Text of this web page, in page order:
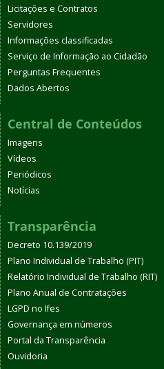
Licitações e Contratos
Servidores
Informações classificadas
Serviço de Informação ao Cidadão
Perguntas Frequentes
Dados Abertos
Central de Conteúdos
Imagens
Vídeos
Periódicos
Notícias
Transparência
Decreto 10.139/2019
Plano Individual de Trabalho (PIT)
Relatório Individual de Trabalho (RIT)
Plano Anual de Contratações
LGPD no Ifes
Governança em números
Portal da Transparência
Ouvidoria